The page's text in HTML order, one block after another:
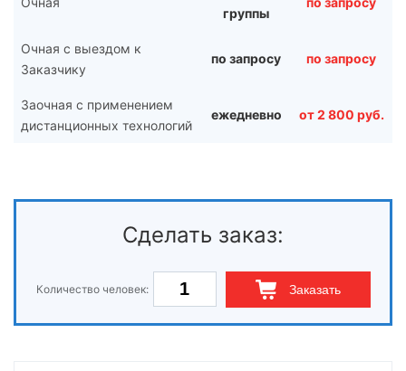
группы
Очная с выездом к
Заказчику
по запросу по запросу
Заочная с применением
дистанционных технологий
ежедневно от 2 800 руб.
Сделать заказ:
Количество человек: Заказать